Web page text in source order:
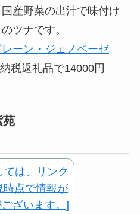
産野菜の出汁で味付け
ツナです。
ーン・ジェノベーゼ
税返礼品で14000円
苑